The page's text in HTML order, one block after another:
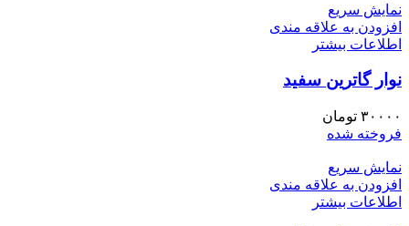
نمایش سریع
افزودن به علاقه مندی
اطلاعات بیشتر
نوار گاترین سفید
۳۰۰۰۰ تومان
فروخته شده
نمایش سریع
افزودن به علاقه مندی
اطلاعات بیشتر